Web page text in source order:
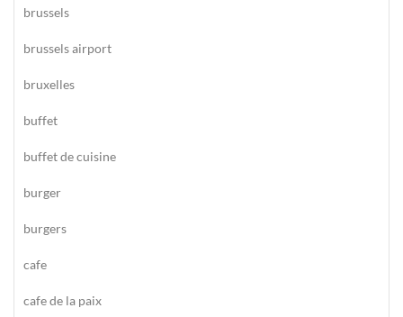
brussels
brussels airport
bruxelles
buffet
buffet de cuisine
burger
burgers
cafe
cafe de la paix